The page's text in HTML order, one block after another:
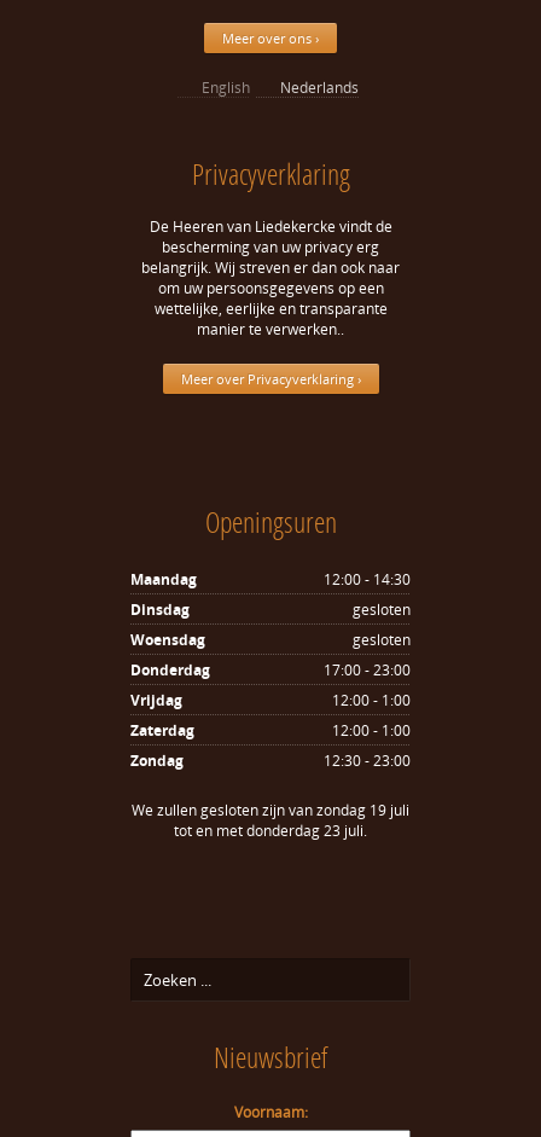
Meer over ons ›
English Nederlands
Privacyverklaring
De Heeren van Liedekercke vindt de
bescherming van uw privacy erg
belangrijk. Wij streven er dan ook naar
om uw persoonsgegevens op een
wettelijke, eerlijke en transparante
manier te verwerken..
Meer over Privacyverklaring ›
Openingsuren
Maandag
12:00 - 14:30
Dinsdag
gesloten
Woensdag
gesloten
Donderdag
17:00 - 23:00
Vrijdag
12:00 - 1:00
Zaterdag
12:00 - 1:00
Zondag
12:30 - 23:00
We zullen gesloten zijn van zondag 19 juli
tot en met donderdag 23 juli.
Nieuwsbrief
Voornaam: